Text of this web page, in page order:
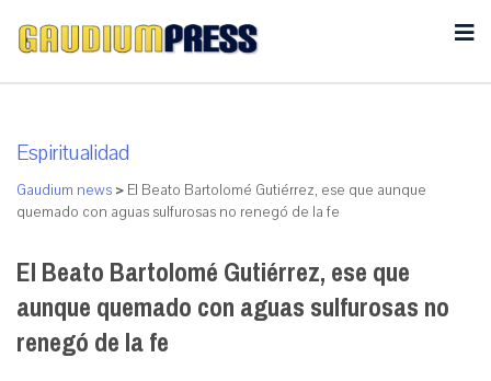
Espiritualidad
Gaudium news > El Beato Bartolomé Gutiérrez, ese que aunque
quemado con aguas sulfurosas no renegó de la fe
El Beato Bartolomé Gutiérrez, ese que
aunque quemado con aguas sulfurosas no
renegó de la fe